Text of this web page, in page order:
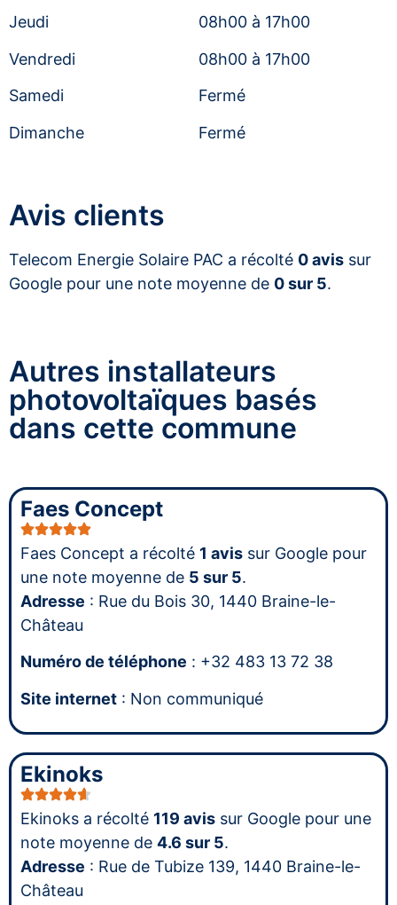
Jeudi
08h00 à 17h00
Vendredi
08h00 à 17h00
Samedi
Fermé
Dimanche
Fermé
Avis clients
Telecom Energie Solaire PAC a récolté 0 avis sur
Google pour une note moyenne de 0 sur 5.
Autres installateurs
photovoltaïques basés
dans cette commune
Faes Concept
Faes Concept a récolté 1 avis sur Google pour
une note moyenne de 5 sur 5.
Adresse : Rue du Bois 30, 1440 Braine-le-
Château
Numéro de téléphone : +32 483 13 72 38
Site internet : Non communiqué
Ekinoks
Ekinoks a récolté 119 avis sur Google pour une
note moyenne de 4.6 sur 5.
Adresse : Rue de Tubize 139, 1440 Braine-le-
Château